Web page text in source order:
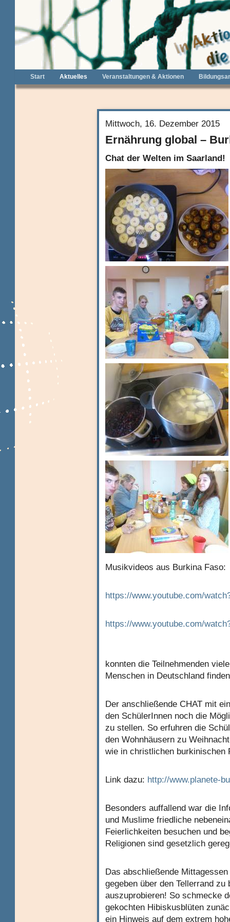
Start Aktuelles Veranstaltungen & Aktionen
Mittwoch, 16. Dezember 2015
Ernährung global –
Chat der Welten im Saarland!
Musikvideos aus Burkina Faso:
https://www.youtube.com/
https://www.youtube.com/
konnten die Teilnehmenden
Menschen in Deutschland
Der anschließende CHAT mit
den SchülerInnen noch die
zu stellen. So erfuhren die
den Wohnhäusern zu
wie in christlichen burkinischen
Link dazu: http://www.planete-
Besonders auffallend war die
und Muslime friedliche
Feierlichkeiten besuchen und
Religionen sind gesetzlich
Das abschließende
gegeben über den Tellerrand zu
auszuprobieren! So schmecke
gekochten Hibiskusblüten
ein Hinweis auf dem extrem